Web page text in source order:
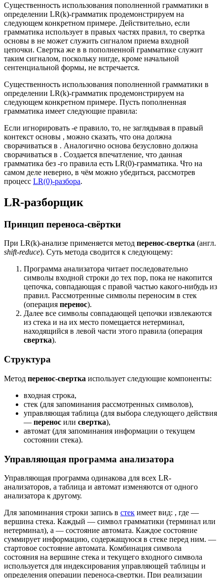
Существенность использования пополненной грамматики в
определении LR(k)-грамматик продемонстрируем на
следующем конкретном примере. Действительно, если
грамматика использует в правых частях правил, то свертка
основы в не может служить сигналом приема входной
цепочки. Свертка же в в пополненной грамматике служит
таким сигналом, поскольку нигде, кроме начальной
сентенциальной формы, не встречается.
Существенность использования пополненной грамматики в
определении LR(k)-грамматик продемонстрируем на
следующем конкретном примере. Пусть пополненная
грамматика имеет следующие правила:
Если игнорировать -е правило, то, не заглядывая в правый
контекст основы , можно сказать, что она должна
сворачиваться в . Аналогично основа безусловно должна
сворачиваться в . Создается впечатление, что данная
грамматика без -го правила есть LR(0)-грамматика. Что на
самом деле неверно, в чём можно убедиться, рассмотрев
процесс LR(0)-разбора.
LR-разборщик
Принцип переноса-свёртки
При LR(k)-анализе применяется метод перенос-свертка (англ.
shift-reduce). Суть метода сводится к следующему:
Программа анализатора читает последовательно
символы входной строки до тех пор, пока не накопится
цепочка, совпадающая с правой частью какого-нибудь из
правил. Рассмотренные символы переносим в стек
(операция перенос).
Далее все символы совпадающей цепочки извлекаются
из стека и на их место помещается нетерминал,
находящийся в левой части этого правила (операция
свертка).
Структура
Метод перенос-свертка использует следующие компоненты:
входная строка,
стек (для запоминания рассмотренных символов),
управляющая таблица (для выбора следующего действия
— перенос или свертка),
автомат (для запоминания информации о текущем
состоянии стека).
Управляющая программа анализатора
Управляющая программа одинакова для всех LR-
анализаторов, а таблица и автомат изменяются от одного
анализатора к другому.
Для запоминания строки запись в стек имеет вид: , где —
вершина стека. Каждый — символ грамматики (терминал или
нетерминал), а — состояние автомата. Каждое состояние
суммирует информацию, cодержащуюся в стеке перед ним. —
стартовое состояние автомата. Комбинация символа
состояния на вершине стека и текущего входного символа
используется для индексирования управляющей таблицы и
определения операции переноса-свертки. При реализации